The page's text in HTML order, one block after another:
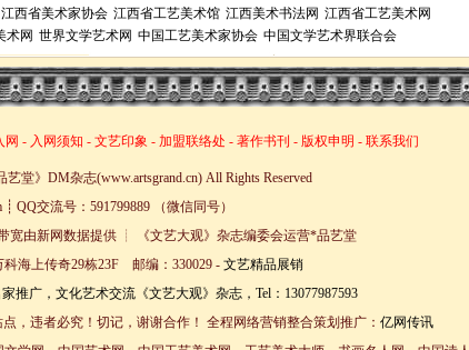
江西省美术家协会 江西省工艺美术馆 江西美术书法网 江西省工艺美术网
术网 世界文学艺术网 中国工艺美术家协会 中国文学艺术界联合会
网 - 入网须知 - 文艺印象 - 加盟联络处 - 著作书刊 - 版权申明 - 联系我们
堂》DM杂志(www.artsgrand.cn) All Rights Reserved
QQ交流号：591799889 （微信同号）
宽由新网数据提供 ┊ 《文艺大观》杂志编委会运营*品艺堂
海上传奇29栋23F 邮编：330029 - 文艺精品展销
，违者必究！切记，谢谢合作！ 全程网络营销整合策划推广： 亿网传讯